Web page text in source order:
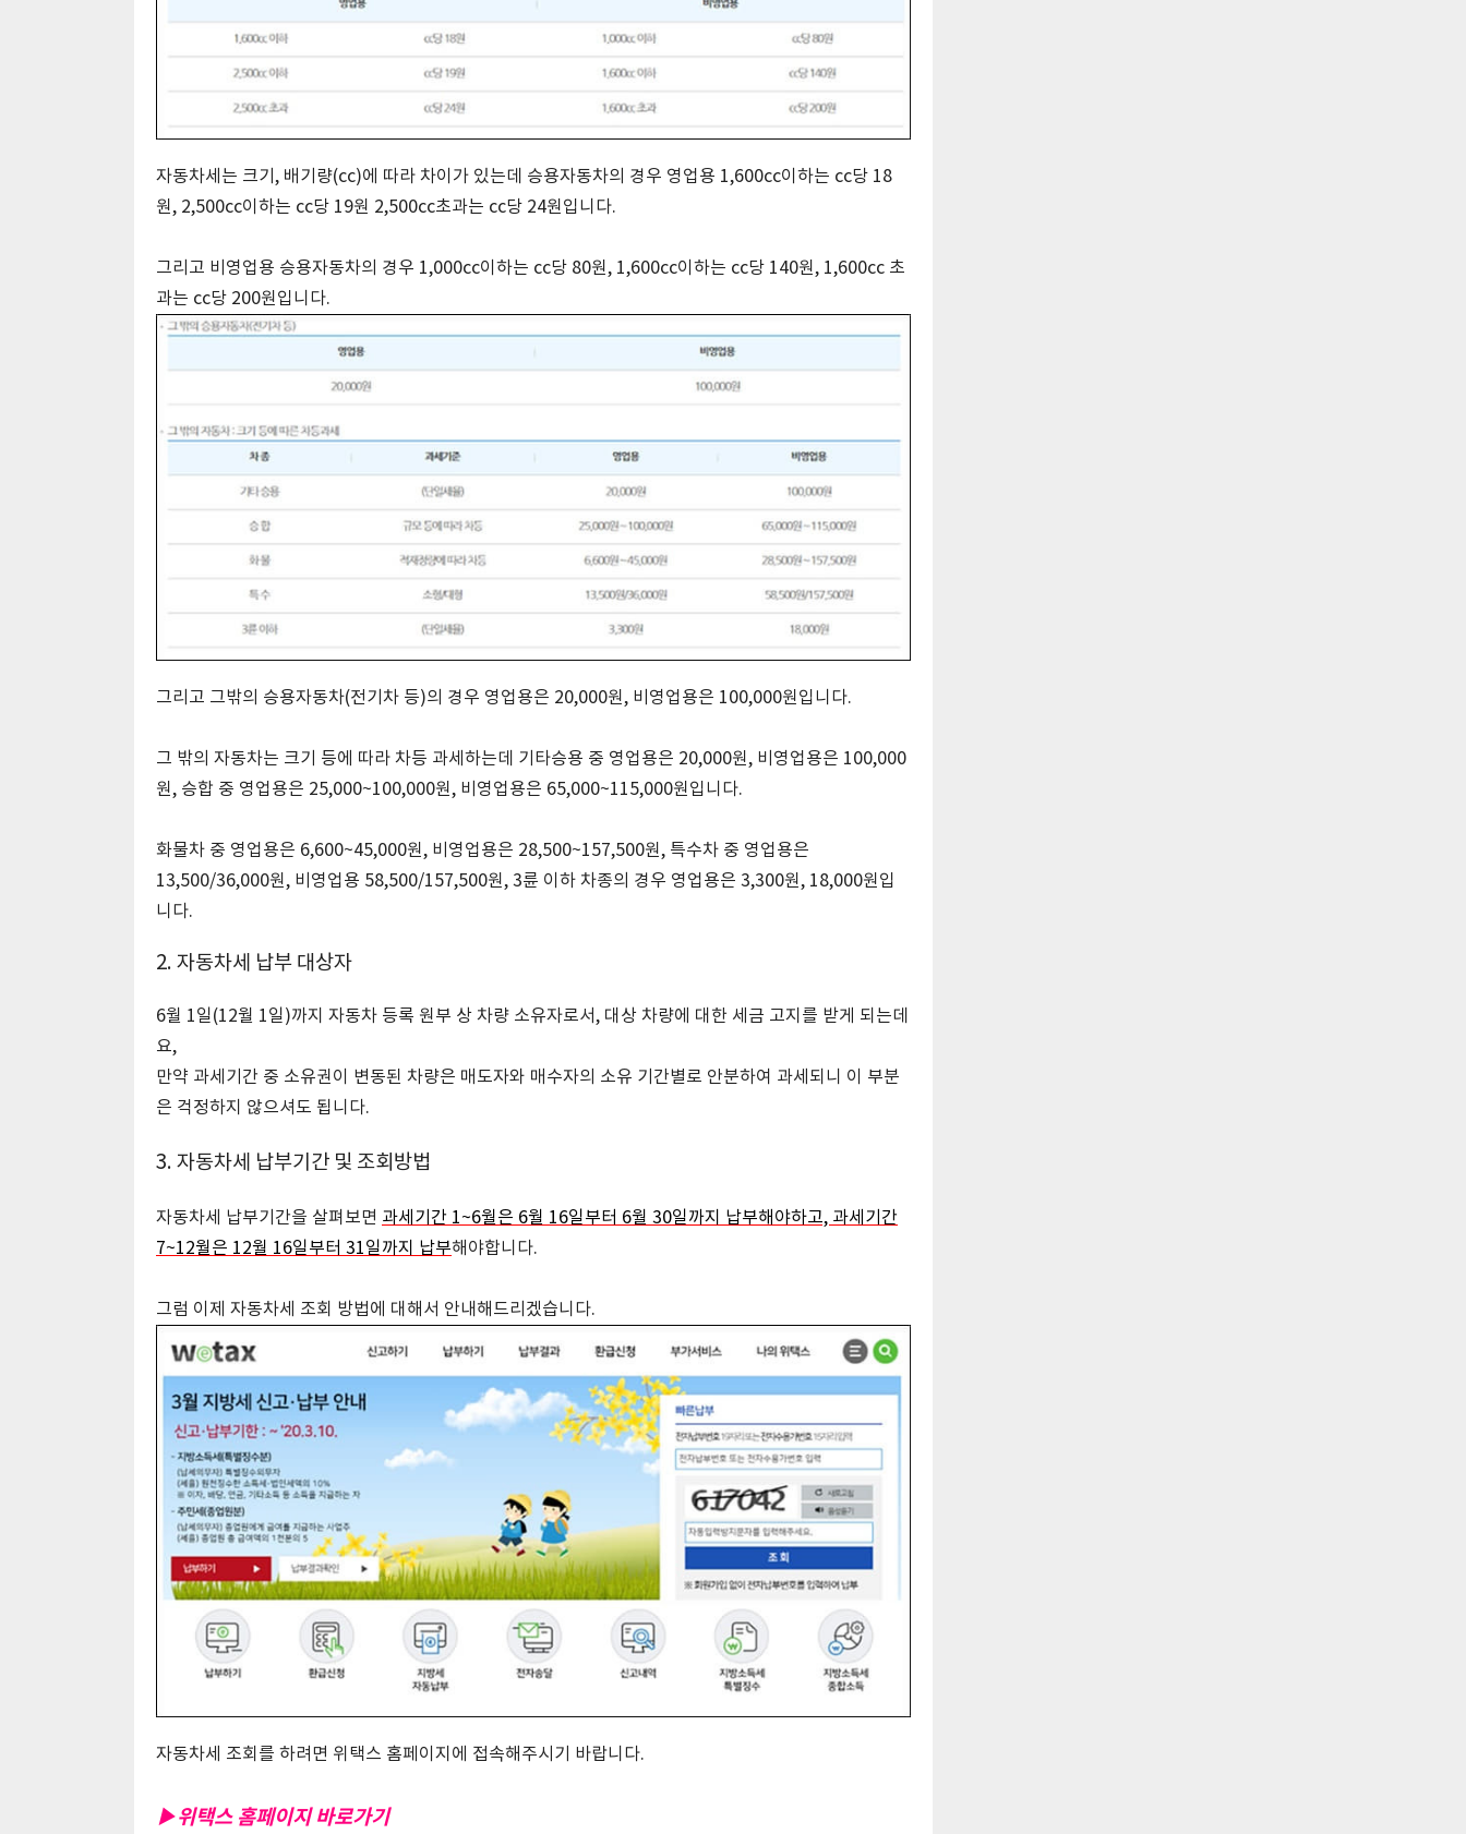
자동차세는 크기, 배기량(cc)에 따라 차이가 있는데 승용자동차의 경우 영업용 1,600cc이하는 cc당 18
원, 2,500cc이하는 cc당 19원 2,500cc초과는 cc당 24원입니다.
그리고 비영업용 승용자동차의 경우 1,000cc이하는 cc당 80원, 1,600cc이하는 cc당 140원, 1,600cc 초
과는 cc당 200원입니다.
그리고 그밖의 승용자동차(전기차 등)의 경우 영업용은 20,000원, 비영업용은 100,000원입니다.
그 밖의 자동차는 크기 등에 따라 차등 과세하는데 기타승용 중 영업용은 20,000원, 비영업용은 100,000
원, 승합 중 영업용은 25,000~100,000원, 비영업용은 65,000~115,000원입니다.
화물차 중 영업용은 6,600~45,000원, 비영업용은 28,500~157,500원, 특수차 중 영업용은
13,500/36,000원, 비영업용 58,500/157,500원, 3륜 이하 차종의 경우 영업용은 3,300원, 18,000원입
니다.
2. 자동차세 납부 대상자
6월 1일(12월 1일)까지 자동차 등록 원부 상 차량 소유자로서, 대상 차량에 대한 세금 고지를 받게 되는데
요,
만약 과세기간 중 소유권이 변동된 차량은 매도자와 매수자의 소유 기간별로 안분하여 과세되니 이 부분
은 걱정하지 않으셔도 됩니다.
3. 자동차세 납부기간 및 조회방법
자동차세 납부기간을 살펴보면 과세기간 1~6월은 6월 16일부터 6월 30일까지 납부해야하고, 과세기간
7~12월은 12월 16일부터 31일까지 납부해야합니다.
그럼 이제 자동차세 조회 방법에 대해서 안내해드리겠습니다.
자동차세 조회를 하려면 위택스 홈페이지에 접속해주시기 바랍니다.
▶위택스 홈페이지 바로가기